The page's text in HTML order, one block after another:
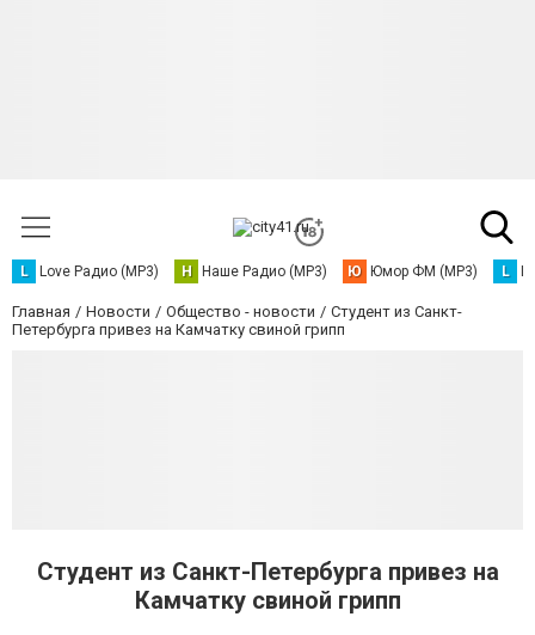
L Love Радио (MP3) Н Наше Радио (MP3) Ю Юмор ФМ (MP3) L
Главная Новости Общество - новости
Студент из Санкт-
Петербурга привез на Камчатку свиной грипп
Студент из Санкт-Петербурга привез на
Камчатку свиной грипп